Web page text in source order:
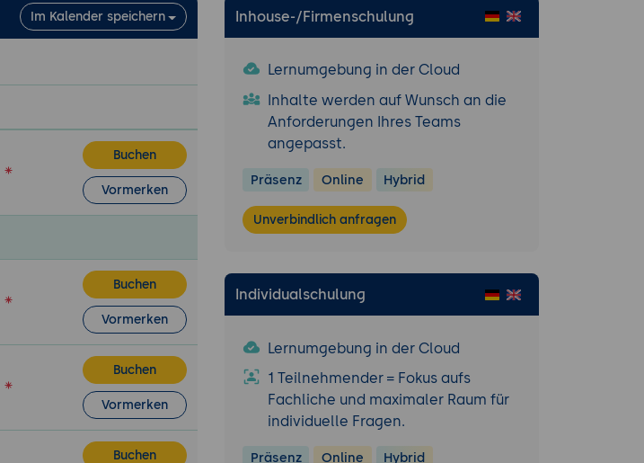
Im Kalender speichern
Buchen
Vormerken
Buchen
Vormerken
Buchen
Vormerken
Buchen
Inhouse-/Firmenschulung
Lernumgebung in der Cloud
Inhalte werden auf Wunsch an die
Anforderungen Ihres Teams
angepasst.
Präsenz Online Hybrid
Unverbindlich anfragen
Individualschulung
Lernumgebung in der Cloud
1 Teilnehmender = Fokus aufs
Fachliche und maximaler Raum für
individuelle Fragen.
Präsenz Online Hybrid